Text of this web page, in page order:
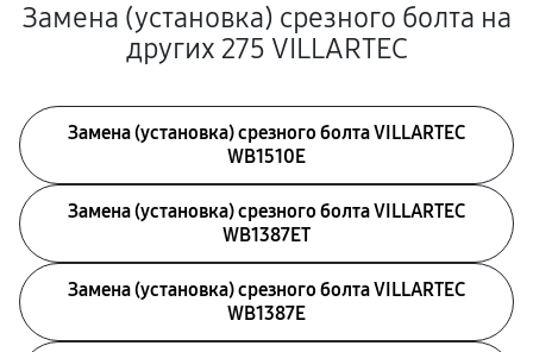
Замена (установка) срезного болта на
других 275 VILLARTEC
Замена (установка) срезного болта VILLARTEC
WB1510E
Замена (установка) срезного болта VILLARTEC
WB1387ET
Замена (установка) срезного болта VILLARTEC
WB1387E